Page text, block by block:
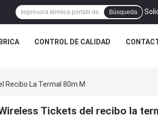
Búsqueda
CONTROL DE CALIDAD
Recibo La Termal 80m M
Tickets del recibo la